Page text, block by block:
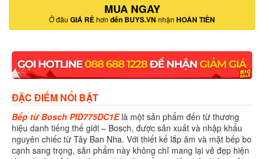
22.390.000 ₫.là:
16.200.000 ₫.
MUA NGAY
Ở đâu GIÁ RẺhơn đến BUYS.VN nhận HOÀN TIỀN
ĐẶC ĐIỂM NỔI BẬT
Bếp từ Bosch PID775DC1Elà một sản phẩm đến từ thương
hiệu danh tiếng thế giới – Bosch, được sản xuất và nhập khẩu
nguyên chiếc từ Tây Ban Nha. Với thiết kế lắp âm và mặt bếp bo
cạnh sang trọng, sản phẩm này không chỉ mang lại vẻ đẹp hiện